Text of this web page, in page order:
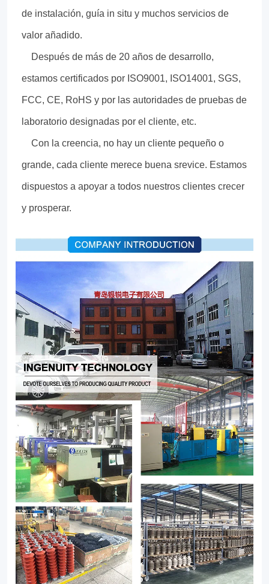
de instalación, guía in situ y muchos servicios de
valor añadido.
Después de más de 20 años de desarrollo,
estamos certificados por ISO9001, ISO14001, SGS,
FCC, CE, RoHS y por las autoridades de pruebas de
laboratorio designadas por el cliente, etc.
Con la creencia, no hay un cliente pequeño o
grande, cada cliente merece buena srevice. Estamos
dispuestos a apoyar a todos nuestros clientes crecer
y prosperar.